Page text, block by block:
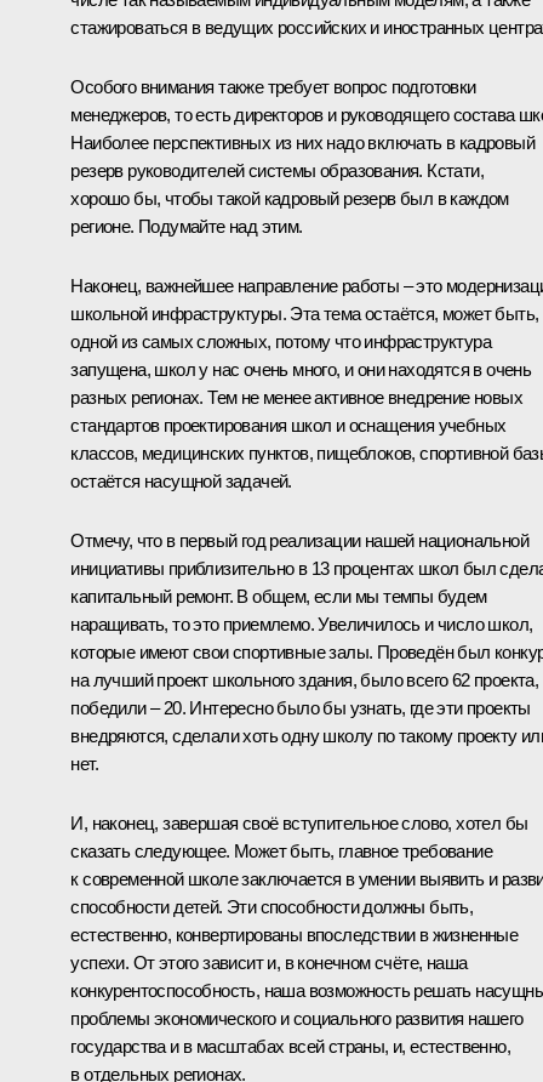
стажироваться в ведущих российских и иностранных
Особого внимания также требует вопрос подготовки
менеджеров, то есть директоров и руководящего состава
Наиболее перспективных из них надо включать в кадровый
резерв руководителей системы образования. Кстати,
хорошо бы, чтобы такой кадровый резерв был в каждом
регионе. Подумайте над этим.
Наконец, важнейшее направление работы – это
школьной инфраструктуры. Эта тема остаётся, может быть,
одной из самых сложных, потому что инфраструктура
запущена, школ у нас очень много, и они находятся в очень
разных регионах. Тем не менее активное внедрение новых
стандартов проектирования школ и оснащения учебных
классов, медицинских пунктов, пищеблоков, спортивной
остаётся насущной задачей.
Отмечу, что в первый год реализации нашей национальной
инициативы приблизительно в 13 процентах школ был
капитальный ремонт. В общем, если мы темпы будем
наращивать, то это приемлемо. Увеличилось и число школ,
которые имеют свои спортивные залы. Проведён был
на лучший проект школьного здания, было всего 62 проекта,
победили – 20. Интересно было бы узнать, где эти проекты
внедряются, сделали хоть одну школу по такому проекту
нет.
И, наконец, завершая своё вступительное слово, хотел бы
сказать следующее. Может быть, главное требование
к современной школе заключается в умении выявить и
способности детей. Эти способности должны быть,
естественно, конвертированы впоследствии в жизненные
успехи. От этого зависит и, в конечном счёте, наша
конкурентоспособность, наша возможность решать
проблемы экономического и социального развития нашего
государства и в масштабах всей страны, и, естественно,
в отдельных регионах.